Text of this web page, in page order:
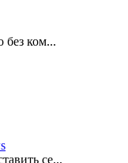
без ком...
се...